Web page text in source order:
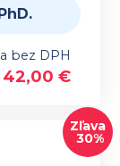
bez DPH
42,00 €
Zľava
30%